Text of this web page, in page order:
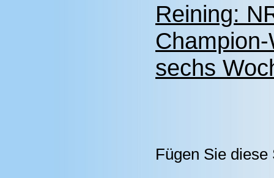
Reining:
sechs
Fügen Sie